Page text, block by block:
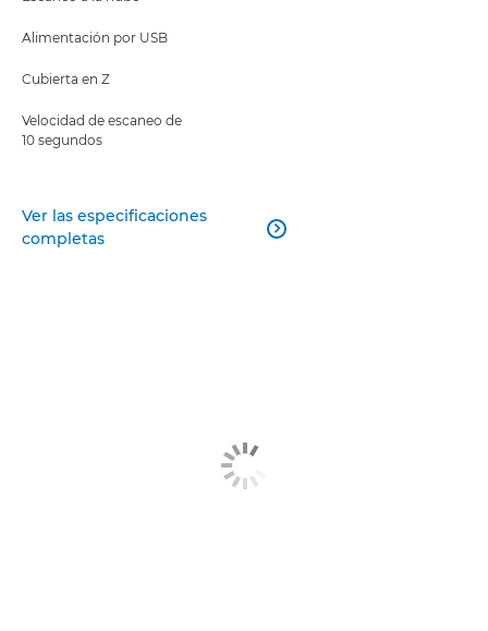
Alimentación por USB
Cubierta en Z
Velocidad de escaneo de
10 segundos
Ver las especificaciones
completas
